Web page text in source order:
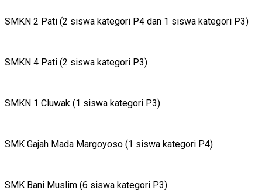
SMKN 2 Pati (2 siswa kategori P4 dan 1 siswa kategori P3)
SMKN 4 Pati (2 siswa kategori P3)
SMKN 1 Cluwak (1 siswa kategori P3)
SMK Gajah Mada Margoyoso (1 siswa kategori P4)
SMK Bani Muslim (6 siswa kategori P3)